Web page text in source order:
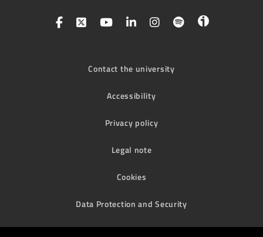
Contact the university
Accessibility
Privacy policy
Legal note
Cookies
Data Protection and Security